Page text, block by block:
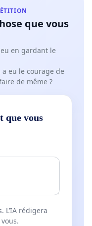
que vous
en gardant le
eu le courage de
de même ?
que vous
L’IA rédigera